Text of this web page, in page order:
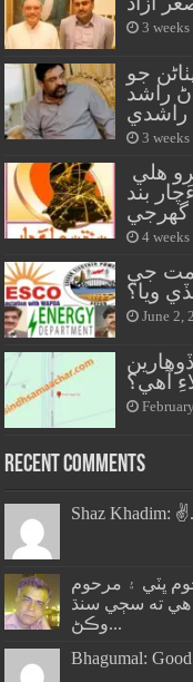
3 weeks
جو
راشد
راشدي
3 weeks
بند
گهرجي
4 weeks
جي
June 2,
آهي؟
Recent Comments
Shaz Khadim:
ڀٽي ۽ مرحوم
هي ته سڄي سنڌ
وڪڻ...
Bhagumal: